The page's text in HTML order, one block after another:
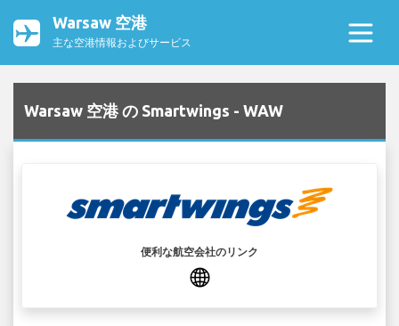
Warsaw 空港
主な空港情報およびサービス
Warsaw 空港 の Smartwings - WAW
便利な航空会社のリンク